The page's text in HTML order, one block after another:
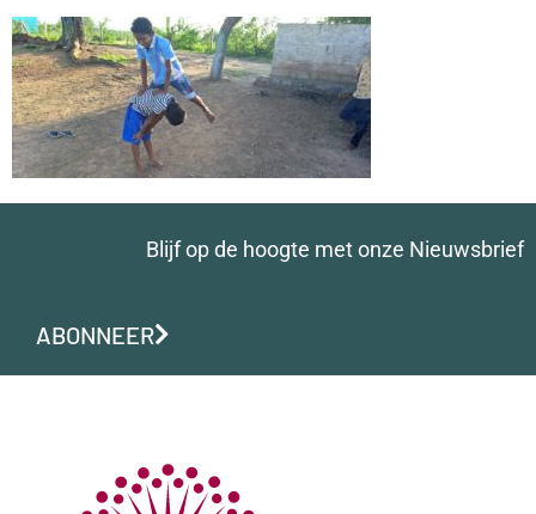
Blijf op de hoogte met onze Nieuwsbrief
ABONNEER